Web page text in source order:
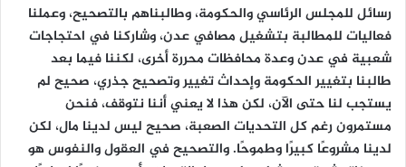
رسائل للمجلس الرئاسي والحكومة، وطالبناهم بالتصحيح، وعملنا
فعاليات للمطالبة بتشغيل مصافي عدن، وشاركنا في احتجاجات
شعبية في عدن وعدة محافظات محررة أخرى، لكننا فيما بعد
طالبنا بتغيير الحكومة وإحداث تغيير وتصحيح جذري، صحيح لم
يستجب لنا حتى الآن، لكن هذا لا يعني أننا نتوقف، فنحن
مستمرون رغم كل التحديات الصعبة، صحيح ليس لدينا مال، لكن
لدينا مشروعًا كبيرًا وطموحًا. والتصحيح في العقول والنفوس هو